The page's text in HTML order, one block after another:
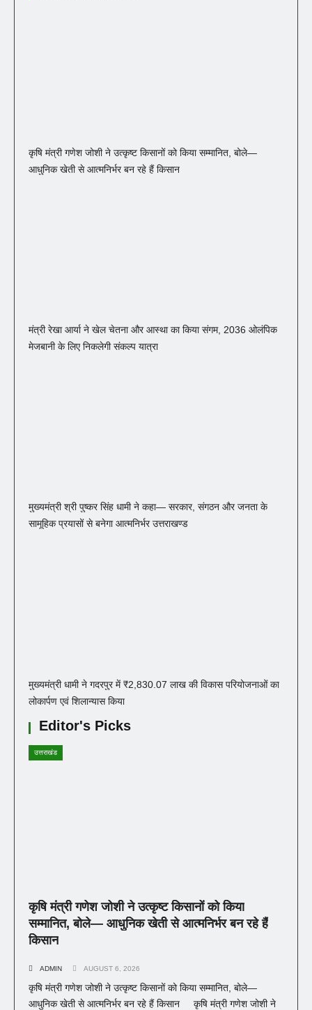
कृषि मंत्री गणेश जोशी ने उत्कृष्ट किसानों को किया सम्मानित, बोले—
आधुनिक खेती से आत्मनिर्भर बन रहे हैं किसान
मंत्री रेखा आर्या ने खेल चेतना और आस्था का किया संगम, 2036 ओलंपिक
मेजबानी के लिए निकलेगी संकल्प यात्रा
मुख्यमंत्री श्री पुष्कर सिंह धामी ने कहा— सरकार, संगठन और जनता के
सामूहिक प्रयासों से बनेगा आत्मनिर्भर उत्तराखण्ड
मुख्यमंत्री धामी ने गदरपुर में ₹2,830.07 लाख की विकास परियोजनाओं का
लोकार्पण एवं शिलान्यास किया
Editor's Picks
उत्तराखंड
कृषि मंत्री गणेश जोशी ने उत्कृष्ट किसानों को किया
सम्मानित, बोले— आधुनिक खेती से आत्मनिर्भर बन रहे हैं
किसान
ADMIN AUGUST 6, 2026
कृषि मंत्री गणेश जोशी ने उत्कृष्ट किसानों को किया सम्मानित, बोले—
आधुनिक खेती से आत्मनिर्भर बन रहे हैं किसान कृषि मंत्री गणेश जोशी ने